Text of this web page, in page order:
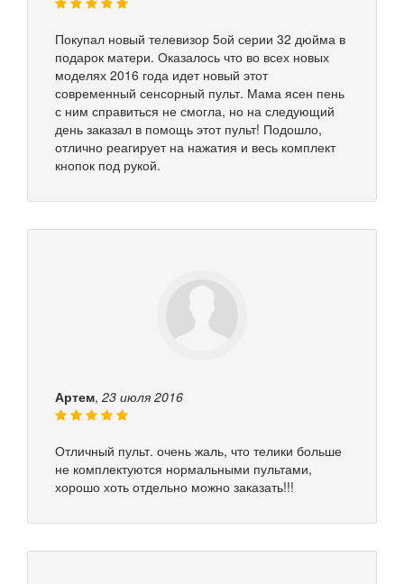
Покупал новый телевизор 5ой серии 32 дюйма в
подарок матери. Оказалось что во всех новых
моделях 2016 года идет новый этот
современный сенсорный пульт. Мама ясен пень
с ним справиться не смогла, но на следующий
день заказал в помощь этот пульт! Подошло,
отлично реагирует на нажатия и весь комплект
кнопок под рукой.
Артем, 23 июля 2016
Отличный пульт. очень жаль, что телики больше
не комплектуются нормальными пультами,
хорошо хоть отдельно можно заказать!!!